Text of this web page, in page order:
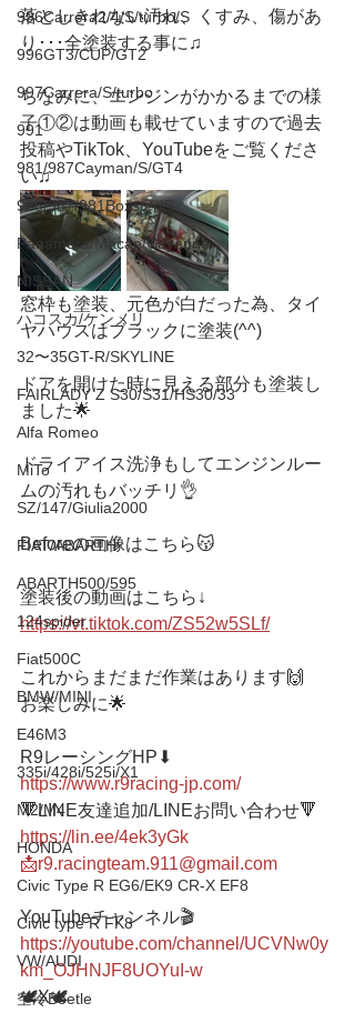
996Carrera2/4/S/turbo/S
996GT3/CUP/GT2
997Carrera/S/turbo
991
981/987Cayman/S/GT4
986/987/981Boxster/S
Panamera/Macan/Cayenne
NISSAN
ハコスカ/ケンメリ
32〜35GT-R/SKYLINE
FAIRLADY Z S30/S31/HS30/33
Alfa Romeo
MiTo
SZ/147/Giulia2000
FIAT/ABARTH
ABARTH500/595
124spider
Fiat500C
BMW/MINI
E46M3
335i/428i/525i/X1
M2/M4
HONDA
Civic Type R EG6/EK9 CR-X EF8
Civic type R FK8
VW/AUDI
空冷Beetle
落としきれない汚れ、くすみ、傷があ
り･･･全塗装する事に♫
ちなみに、エンジンがかかるまでの様
子①②は動画も載せていますので過去
投稿やTikTok、YouTubeをご覧くださ
い♫
窓枠も塗装、元色が白だった為、タイ
ヤハウスはブラックに塗装(^^)
ドアを開けた時に見える部分も塗装し
ました🌟
ドライアイス洗浄もしてエンジンルー
ムの汚れもバッチリ👌
Beforeの画像はこちら😽
塗装後の動画はこちら↓
https://vt.tiktok.com/ZS52w5SLf/
これからまだまだ作業はあります🙌
お楽しみに🌟
R9レーシングHP⬇︎
https://www.r9racing-jp.com/
🔻LINE友達追加/LINEお問い合わせ🔻
https://lin.ee/4ek3yGk
📩r9.racingteam.911@gmail.com
YouTubeチャンネル🎬
https://youtube.com/channel/UCVNw0y
km_OJHNJF8UOYuI-w
🕊X🕊